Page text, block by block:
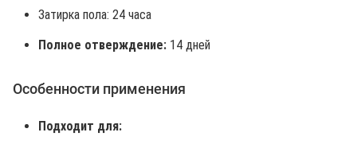
Затирка пола: 24 часа
Полное отверждение: 14 дней
Особенности применения
Подходит для: